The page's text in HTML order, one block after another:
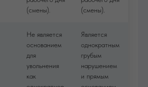
(смены).
(смены).
Не является
основанием
для
увольнения
как
Является
однократным
грубым
нарушением
и прямым